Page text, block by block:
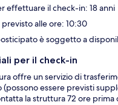
effettuare il check-in: 18 anni
alle ore: 10:30
è soggetto a
per il check-in
offre un servizio di
essere previsti
la struttura 72 ore prima